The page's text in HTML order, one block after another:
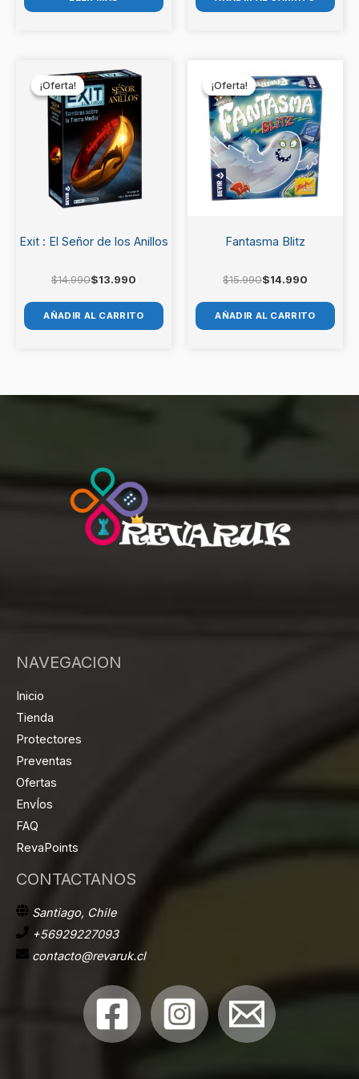
¡Oferta!
¡Oferta!
Exit : El Señor de los Anillos
$14.990
precio
original
era:
$14.990.
$13.990
precio
actual
es:
$13.990.
AÑADIR AL CARRITO
¡Oferta!
¡Oferta!
Fantasma Blitz
$15.990
precio
original
era:
$15.990.
$14.990
precio
actual
es:
$14.990.
AÑADIR AL CARRITO
NAVEGACION
Inicio
Tienda
Protectores
Preventas
Ofertas
EnvÍos
FAQ
RevaPoints
CONTACTANOS
Santiago, Chile
+56929227093
contacto@revaruk.cl